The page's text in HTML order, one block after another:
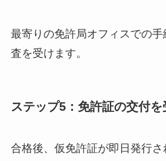
最寄りの免許局オフィスでの
査を受けます。
ステップ5：免許証の交付を
合格後、仮免許証が即日発行